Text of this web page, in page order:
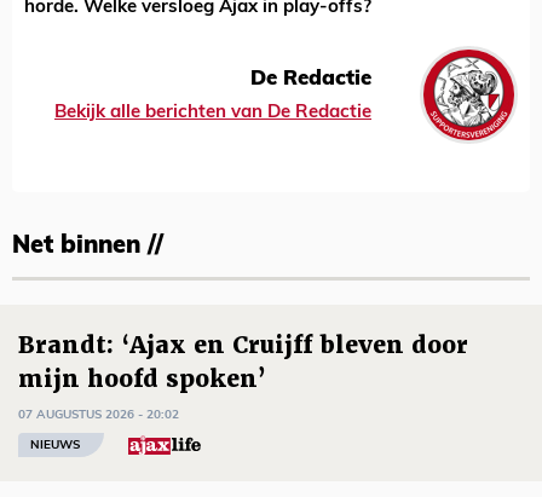
horde. Welke versloeg Ajax in play-offs?
De Redactie
Bekijk alle berichten van De Redactie
Net binnen //
Brandt: ‘Ajax en Cruijff bleven door
mijn hoofd spoken’
07 AUGUSTUS 2026 - 20:02
NIEUWS